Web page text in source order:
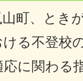
町、とき
る不登校
に関わる